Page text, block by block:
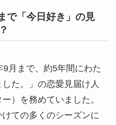
で「今日好き」の見
月まで、約5年間にわた
た。」の恋愛見届け人
）を務めていました。
ての多くのシーズンに